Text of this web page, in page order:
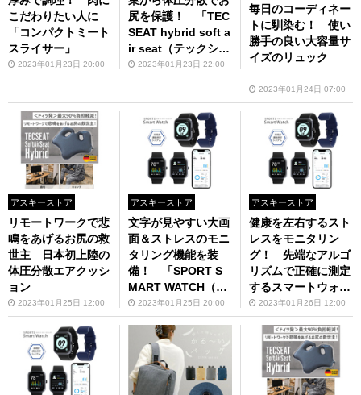
こだわりたい人に
「コンパクトミート
スライサー」
2023年01月23日 20:00
尻を保護！ 「TEC
SEAT hybrid soft a
ir seat（テックシー
トハイブリッド ソ
2023年01月23日 22:00
毎日のコーディネー
トに馴染む！ 使い
勝手の良い大容量サ
イズのリュック
2023年01月24日 07:00
アスキーストア
リモートワークで悲
鳴をあげるお尻の救
世主 日本初上陸の
体圧分散エアクッシ
ョン
2023年01月25日 12:00
アスキーストア
文字が見やすい大画
面＆ストレスのモニ
タリング機能を装
備！ 「SPORT S
MART WATCH（ス
ポーツ・スマートウ
ォッチ） ARW-D27
-BK」発売中
2023年01月25日 20:00
アスキーストア
健康を左右するスト
レスをモニタリン
グ！ 先端なアルゴ
リズムで正確に測定
するスマートウォッ
チ2023年01月26日 12:00